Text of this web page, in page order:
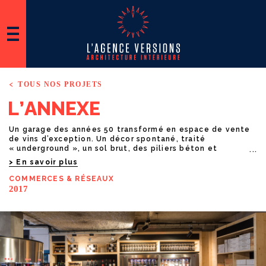
TOUS NOS PROJETS
L ’ANNEXE
Un garage des années 50 transformé en espace de vente
de vins d’exception. Un décor spontané, traité
« underground », un sol brut, des piliers béton et
graphite, un plafond qui assume les réseaux aériens et
embarque une lumière scénique, un mobilier ergonomique.
Dernière actualité, la création d’un bar à alcools dans un
écrin cuivré.
En savoir plus
COMMERCES & RÉSEAUX
2017